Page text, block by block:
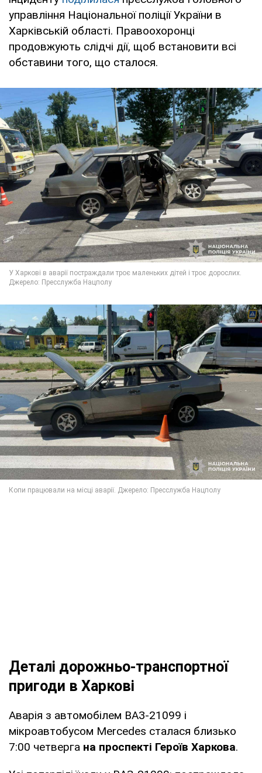
управління Національної поліції України в
Харківській області. Правоохоронці
продовжують слідчі дії, щоб встановити всі
обставини того, що сталося.
Деталі дорожньо-транспортної
пригоди в Харкові
Аварія з автомобілем ВАЗ-21099 і
мікроавтобусом Mercedes сталася близько
7:00 четверга на проспекті Героїв Харкова.